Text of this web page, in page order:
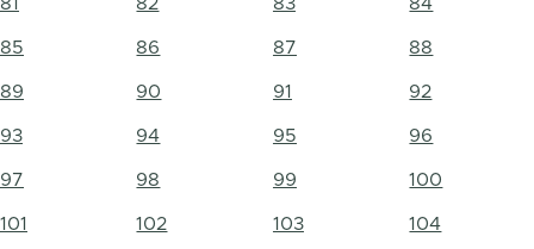
81 82 83 84
85 86 87 88
89 90 91 92
93 94 95 96
97 98 99 100
101 102 103 104